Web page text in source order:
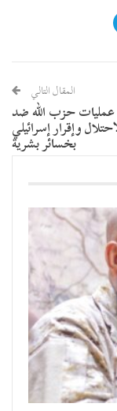
المقال التالي
حزب الله ضد
وإقرار إسرائيلي
بخسائر بشرية